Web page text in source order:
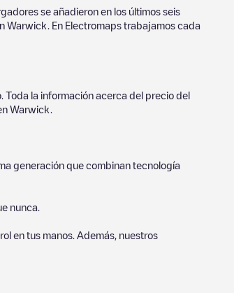
se añadieron en los últimos seis
Warwick
. En Electromaps trabajamos cada
la información acerca del precio del
Warwick
generación que combinan tecnología
nunca.
en tus manos. Además, nuestros